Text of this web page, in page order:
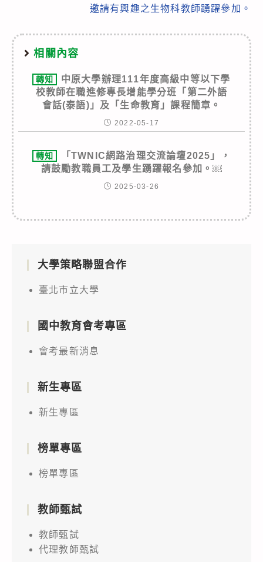
邀請有興趣之生物科教師踴躍參加。
相關內容
轉知
中原大學辦理111年度高級中等以下學
校教師在職進修專長增能學分班「第二外語
會話(泰語)」及「生命教育」課程簡章。
2022-05-17
轉知
「TWNIC網路治理交流論壇2025」，
請鼓勵教職員工及學生踴躍報名參加。￼
2025-03-26
大學策略聯盟合作
臺北市立大學
國中教育會考專區
會考最新消息
新生專區
新生專區
榜單專區
榜單專區
教師甄試
教師甄試
代理教師甄試